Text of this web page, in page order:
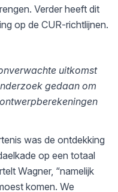
Verder heeft dit
op de CUR-richtlijnen.
uitkomst
gedaan om
was de ontdekking
op een totaal
Wagner, “namelijk
komen. We